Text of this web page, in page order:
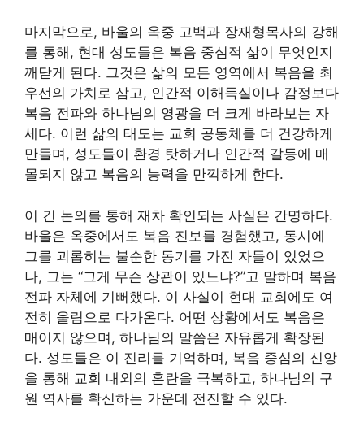
마지막으로, 바울의 옥중 고백과 장재형목사의 강해
를 통해, 현대 성도들은 복음 중심적 삶이 무엇인지
깨닫게 된다. 그것은 삶의 모든 영역에서 복음을 최
우선의 가치로 삼고, 인간적 이해득실이나 감정보다
복음 전파와 하나님의 영광을 더 크게 바라보는 자
세다. 이런 삶의 태도는 교회 공동체를 더 건강하게
만들며, 성도들이 환경 탓하거나 인간적 갈등에 매
몰되지 않고 복음의 능력을 만끽하게 한다.
이 긴 논의를 통해 재차 확인되는 사실은 간명하다.
바울은 옥중에서도 복음 진보를 경험했고, 동시에
그를 괴롭히는 불순한 동기를 가진 자들이 있었으
나, 그는 “그게 무슨 상관이 있느냐?”고 말하며 복음
전파 자체에 기뻐했다. 이 사실이 현대 교회에도 여
전히 울림으로 다가온다. 어떤 상황에서도 복음은
매이지 않으며, 하나님의 말씀은 자유롭게 확장된
다. 성도들은 이 진리를 기억하며, 복음 중심의 신앙
을 통해 교회 내외의 혼란을 극복하고, 하나님의 구
원 역사를 확신하는 가운데 전진할 수 있다.